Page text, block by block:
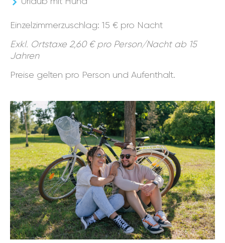
Einzelzimmerzuschlag: 15 € pro Nacht
Exkl. Ortstaxe 2,60 € pro Person/Nacht ab 15
Jahren
Preise gelten pro Person und Aufenthalt.